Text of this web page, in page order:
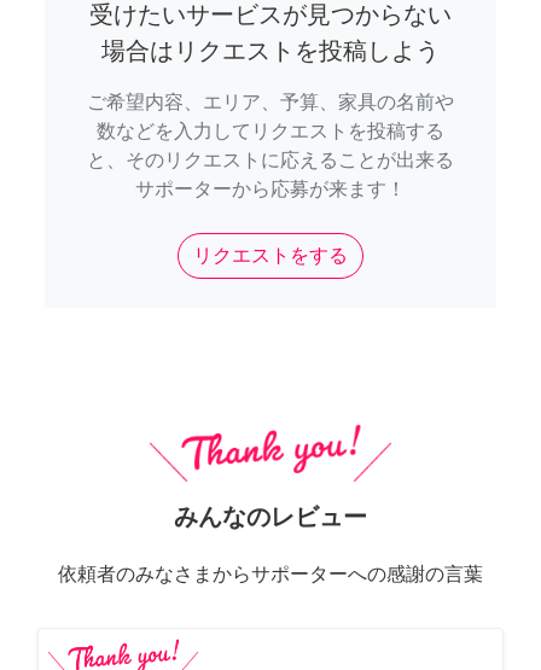
受けたいサービスが見つからない
場合はリクエストを投稿しよう
ご希望内容、エリア、予算、家具の名前や
数などを入力してリクエストを投稿する
と、そのリクエストに応えることが出来る
サポーターから応募が来ます！
リクエストをする
みんなのレビュー
依頼者のみなさまからサポーターへの感謝の言葉